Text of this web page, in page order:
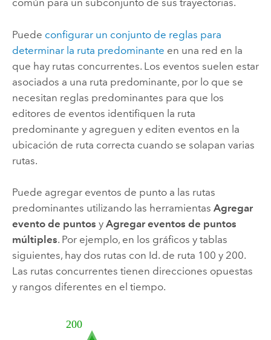
común para un subconjunto de sus trayectorias.
Puede configurar un conjunto de reglas para
determinar la ruta predominante en una red en la
que hay rutas concurrentes. Los eventos suelen estar
asociados a una ruta predominante, por lo que se
necesitan reglas predominantes para que los
editores de eventos identifiquen la ruta
predominante y agreguen y editen eventos en la
ubicación de ruta correcta cuando se solapan varias
rutas.
Puede agregar eventos de punto a las rutas
predominantes utilizando las herramientas Agregar
evento de puntos y Agregar eventos de puntos
múltiples. Por ejemplo, en los gráficos y tablas
siguientes, hay dos rutas con Id. de ruta 100 y 200.
Las rutas concurrentes tienen direcciones opuestas
y rangos diferentes en el tiempo.